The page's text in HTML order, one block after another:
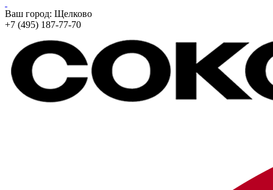
Ваш город: Щелково
+7 (495) 187-77-70